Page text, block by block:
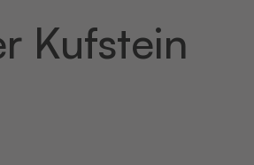
Kufstein